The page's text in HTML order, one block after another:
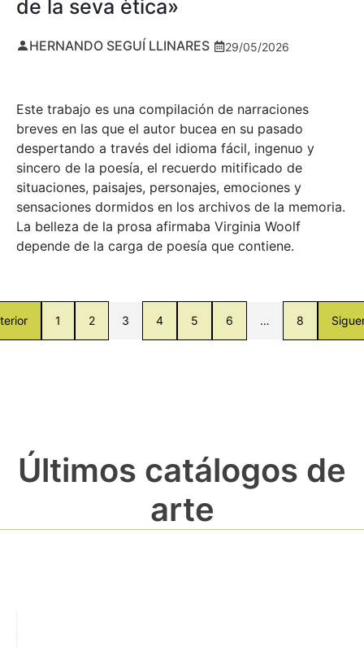
de la seva ètica»
HERNANDO SEGUÍ LLINARES 29/05/2026
Este trabajo es una compilación de narraciones
breves en las que el autor bucea en su pasado
despertando a través del idioma fácil, ingenuo y
sincero de la poesía, el recuerdo mitificado de
situaciones, paisajes, personajes, emociones y
sensaciones dormidos en los archivos de la memoria.
La belleza de la prosa afirmaba Virginia Woolf
depende de la carga de poesía que contiene.
1 2 3 4 5 6 … 8
Últimos catálogos de
arte